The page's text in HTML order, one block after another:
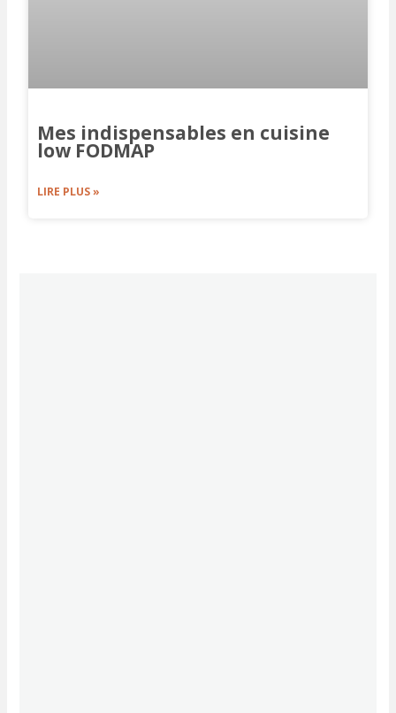
Mes indispensables en cuisine
low FODMAP
LIRE PLUS »